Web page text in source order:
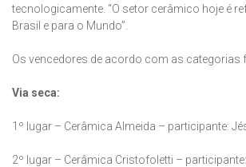
tecnologicamente. “O setor cerâmico hoje é
Brasil e para o Mundo”.
Os vencedores de acordo com as categorias
Via seca:
1º lugar – Cerâmica Almeida – participante:
2º lugar – Cerâmica Cristofoletti –